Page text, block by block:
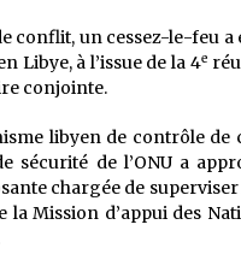
conflit, un cessez-le-feu a
Libye, à l’issue de la 4e
conjointe.
libyen de contrôle de
sécurité de l’ONU a
chargée de superviser
la Mission d’appui des